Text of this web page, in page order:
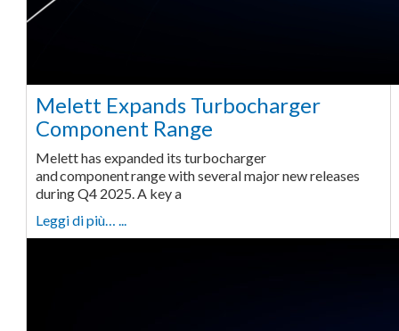
Melett Expands Turbocharger
Component Range
Melett has expanded its turbocharger
and component range with several major new releases
during Q4 2025. A key a
Leggi di più… ...